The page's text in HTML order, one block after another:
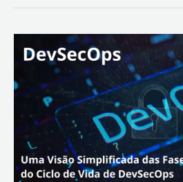
palyer
Lance
Rural